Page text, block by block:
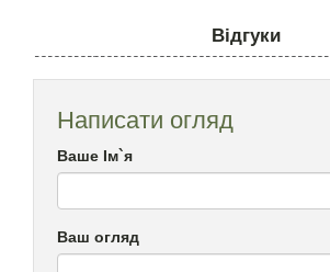
Відгуки
Написати огляд
Ваше Ім`я
Ваш огляд